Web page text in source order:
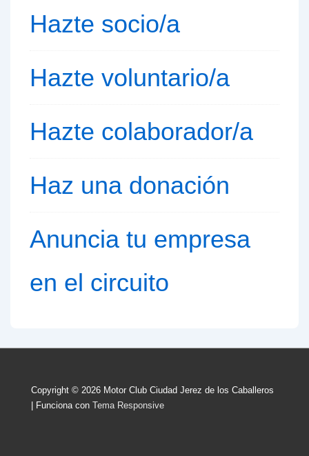
Hazte socio/a
Hazte voluntario/a
Hazte colaborador/a
Haz una donación
Anuncia tu empresa
en el circuito
Copyright © 2026 Motor Club Ciudad Jerez de los Caballeros
| Funciona con Tema Responsive